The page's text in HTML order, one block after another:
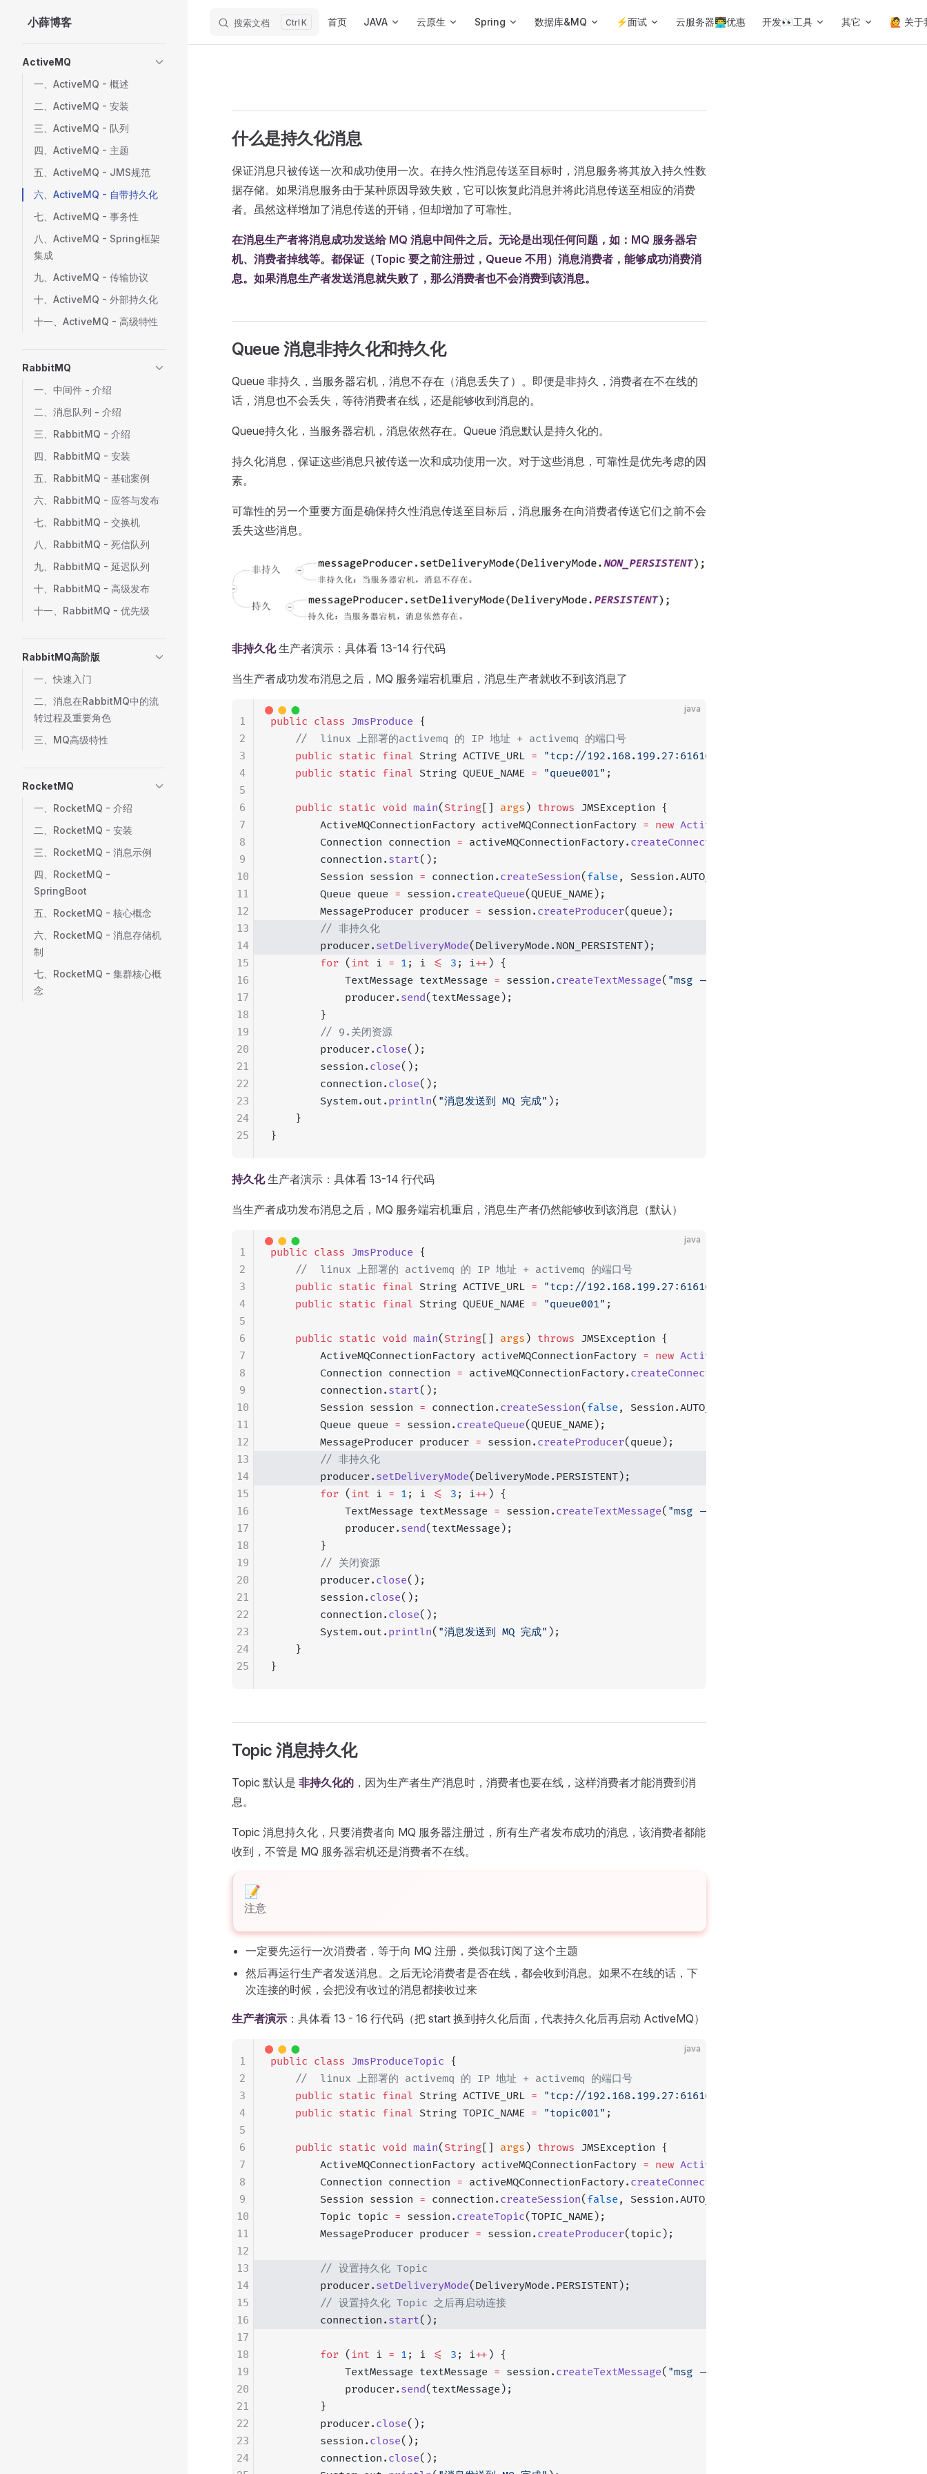
Skip to content
小薛博客 搜索文档 K 首页 JAVA 云原生 Spring 数据库&MQ ⚡️面试 云服务器👨‍💻‍优惠 开发👀工具 其它 🙋 关于
ActiveMQ
一、ActiveMQ - 概述
二、ActiveMQ - 安装
三、ActiveMQ - 队列
四、ActiveMQ - 主题
五、ActiveMQ - JMS规范
六、ActiveMQ - 自带持久化
七、ActiveMQ - 事务性
八、ActiveMQ - Spring框架
集成
九、ActiveMQ - 传输协议
十、ActiveMQ - 外部持久化
十一、ActiveMQ - 高级特性
RabbitMQ
一、中间件 - 介绍
二、消息队列 - 介绍
三、RabbitMQ - 介绍
四、RabbitMQ - 安装
五、RabbitMQ - 基础案例
六、RabbitMQ - 应答与发布
七、RabbitMQ - 交换机
八、RabbitMQ - 死信队列
九、RabbitMQ - 延迟队列
十、RabbitMQ - 高级发布
十一、RabbitMQ - 优先级
RabbitMQ高阶版
一、快速入门
二、消息在RabbitMQ中的流
转过程及重要角色
三、MQ高级特性
RocketMQ
一、RocketMQ - 介绍
二、RocketMQ - 安装
三、RocketMQ - 消息示例
四、RocketMQ -
SpringBoot
五、RocketMQ - 核心概念
六、RocketMQ - 消息存储机
制
七、RocketMQ - 集群核心概
念
什么是持久化消息
保证消息只被传送一次和成功使用一次。在持久性消息传送至目标时，消息服务将其放入持久性数
据存储。如果消息服务由于某种原因导致失败，它可以恢复此消息并将此消息传送至相应的消费
者。虽然这样增加了消息传送的开销，但却增加了可靠性。
在消息生产者将消息成功发送给 MQ 消息中间件之后。无论是出现任何问题，如：MQ 服务器宕
机、消费者掉线等。都保证（Topic 要之前注册过，Queue 不用）消息消费者，能够成功消费消
息。如果消息生产者发送消息就失败了，那么消费者也不会消费到该消息。
Queue 消息非持久化和持久化
Queue 非持久，当服务器宕机，消息不存在（消息丢失了）。即便是非持久，消费者在不在线的
话，消息也不会丢失，等待消费者在线，还是能够收到消息的。
Queue持久化，当服务器宕机，消息依然存在。Queue 消息默认是持久化的。
持久化消息，保证这些消息只被传送一次和成功使用一次。对于这些消息，可靠性是优先考虑的因
素。
可靠性的另一个重要方面是确保持久性消息传送至目标后，消息服务在向消费者传送它们之前不会
丢失这些消息。
非持久化生产者演示：具体看 13-14 行代码
当生产者成功发布消息之后，MQ 服务端宕机重启，消息生产者就收不到该消息了
java
public class JmsProduce {
    //  linux 上部署的activemq 的 IP 地址 + activemq 的端口号
    public
static final String ACTIVE_URL = "tcp://192.168.199.27:61616"
    public
static final String QUEUE_NAME = "queue001" ;
    public
static void main( String [] args ) throws JMSException {
        ActiveMQConnectionFactory activeMQConnectionFactory
= new ActiveMQConnectionFactory
        Connection connection
= activeMQConnectionFactory. createConnection
        connection.
start();
        Session session
= connection. createSession( false, Session.AUTO_ACKNOWLEDGE);
        Queue queue
= session. createQueue(QUEUE_NAME);
        MessageProducer producer
= session. createProducer(queue);
        // 非持久化
        producer.
setDeliveryMode(DeliveryMode.NON_PERSISTENT);
        for
( int i = 1 ; i <= 3 ; i++ ) {
            TextMessage textMessage
= session. createTextMessage( "msg --- "
            producer.
send(textMessage);
        }
        // 9.关闭资源
        producer.
close();
        session.
close();
        connection.
close();
        System.out.
println( "消息发送到 MQ 完成" );
    }
}
1
2
3
4
5
6
7
8
9
10
11
12
13
14
15
16
17
18
19
20
21
22
23
24
25
持久化生产者演示：具体看 13-14 行代码
当生产者成功发布消息之后，MQ 服务端宕机重启，消息生产者仍然能够收到该消息（默认）
java
public class JmsProduce {
    //  linux 上部署的 activemq 的 IP 地址 + activemq 的端口号
    public
static final String ACTIVE_URL = "tcp://192.168.199.27:61616"
    public
static final String QUEUE_NAME = "queue001" ;
    public
static void main( String [] args ) throws JMSException {
        ActiveMQConnectionFactory activeMQConnectionFactory
= new ActiveMQConnectionFactory
        Connection connection
= activeMQConnectionFactory. createConnection
        connection.
start();
        Session session
= connection. createSession( false, Session.AUTO_ACKNOWLEDGE);
        Queue queue
= session. createQueue(QUEUE_NAME);
        MessageProducer producer
= session. createProducer(queue);
        // 非持久化
        producer.
setDeliveryMode(DeliveryMode.PERSISTENT);
        for
( int i = 1 ; i <= 3 ; i++ ) {
            TextMessage textMessage
= session. createTextMessage( "msg --- "
            producer.
send(textMessage);
        }
        // 关闭资源
        producer.
close();
        session.
close();
        connection.
close();
        System.out.
println( "消息发送到 MQ 完成" );
    }
}
1
2
3
4
5
6
7
8
9
10
11
12
13
14
15
16
17
18
19
20
21
22
23
24
25
Topic 消息持久化
Topic 默认是 非持久化的 ，因为生产者生产消息时，消费者也要在线，这样消费者才能消费到消
息。
Topic 消息持久化，只要消费者向 MQ 服务器注册过，所有生产者发布成功的消息，该消费者都能
收到，不管是 MQ 服务器宕机还是消费者不在线。
注意
一定要先运行一次消费者，等于向 MQ 注册，类似我订阅了这个主题
然后再运行生产者发送消息。之后无论消费者是否在线，都会收到消息。如果不在线的话，下
次连接的时候，会把没有收过的消息都接收过来
生产者演示 ：具体看 13 - 16 行代码（把 start 换到持久化后面，代表持久化后再启动 ActiveMQ）
java
public class JmsProduceTopic {
    //  linux 上部署的 activemq 的 IP 地址 + activemq 的端口号
    public
static final String ACTIVE_URL = "tcp://192.168.199.27:61616"
    public
static final String TOPIC_NAME = "topic001" ;
    public
static void main( String [] args ) throws JMSException {
        ActiveMQConnectionFactory activeMQConnectionFactory
= new ActiveMQConnectionFactory
        Connection connection
= activeMQConnectionFactory. createConnection
        Session session
= connection. createSession( false, Session.AUTO_ACKNOWLEDGE);
        Topic topic
= session. createTopic(TOPIC_NAME);
        MessageProducer producer
= session. createProducer(topic);
        // 设置持久化 Topic
        producer.
setDeliveryMode(DeliveryMode.PERSISTENT);
        // 设置持久化 Topic 之后再启动连接
        connection.
start();
        for
( int i = 1 ; i <= 3 ; i++ ) {
            TextMessage textMessage
= session. createTextMessage( "msg --- "
            producer.
send(textMessage);
        }
        producer.
close();
        session.
close();
        connection.
close();
1
2
3
4
5
6
7
8
9
10
11
12
13
14
15
16
17
18
19
20
21
22
23
24